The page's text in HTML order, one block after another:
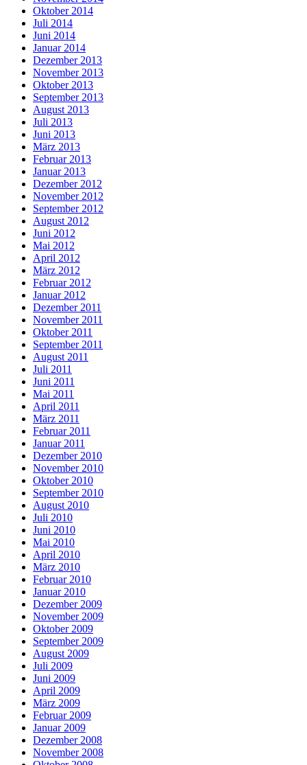
Oktober 2014
Juli 2014
Juni 2014
Januar 2014
Dezember 2013
November 2013
Oktober 2013
September 2013
August 2013
Juli 2013
Juni 2013
März 2013
Februar 2013
Januar 2013
Dezember 2012
November 2012
September 2012
August 2012
Juni 2012
Mai 2012
April 2012
März 2012
Februar 2012
Januar 2012
Dezember 2011
November 2011
Oktober 2011
September 2011
August 2011
Juli 2011
Juni 2011
Mai 2011
April 2011
März 2011
Februar 2011
Januar 2011
Dezember 2010
November 2010
Oktober 2010
September 2010
August 2010
Juli 2010
Juni 2010
Mai 2010
April 2010
März 2010
Februar 2010
Januar 2010
Dezember 2009
November 2009
Oktober 2009
September 2009
August 2009
Juli 2009
Juni 2009
April 2009
März 2009
Februar 2009
Januar 2009
Dezember 2008
November 2008